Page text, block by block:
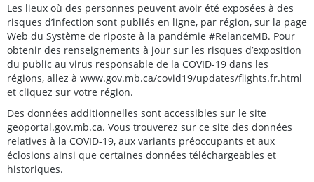
Les lieux où des personnes peuvent avoir été exposées à des
risques d’infection sont publiés en ligne, par région, sur la page
Web du Système de riposte à la pandémie #RelanceMB. Pour
obtenir des renseignements à jour sur les risques d’exposition
du public au virus responsable de la COVID-19 dans les
régions, allez à www.gov.mb.ca/covid19/updates/flights.fr.html
et cliquez sur votre région.
Des données additionnelles sont accessibles sur le site
geoportal.gov.mb.ca. Vous trouverez sur ce site des données
relatives à la COVID-19, aux variants préoccupants et aux
éclosions ainsi que certaines données téléchargeables et
historiques.